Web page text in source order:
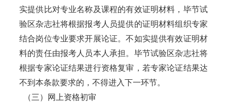
实提供比对专业名称及课程的有效证明材料，毕节试
验区杂志社将根据报考人员提供的证明材料组织专家
结合岗位专业要求开展论证。不如实提供有效证明材
料的责任由报考人员本人承担。毕节试验区杂志社将
根据专家论证结果进行资格复审，若专家论证结果达
不到本条款要求的，不得进入下一环节。
（三）网上资格初审